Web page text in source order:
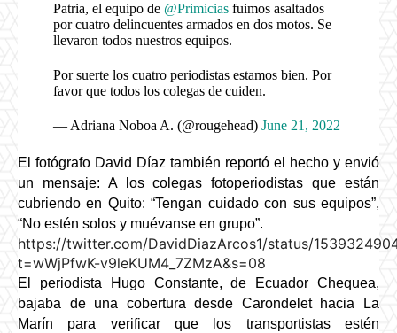
Patria, el equipo de @Primicias fuimos asaltados
por cuatro delincuentes armados en dos motos. Se
llevaron todos nuestros equipos.
Por suerte los cuatro periodistas estamos bien. Por
favor que todos los colegas de cuiden.
— Adriana Noboa A. (@rougehead) June 21, 2022
El fotógrafo David Díaz también reportó el hecho y envió
un mensaje: A los colegas fotoperiodistas que están
cubriendo en Quito: “Tengan cuidado con sus equipos”,
“No estén solos y muévanse en grupo”.
https://twitter.com/DavidDiazArcos1/status/
t=wWjPfwK-v9leKUM4_7ZMzA&s=08
El periodista Hugo Constante, de Ecuador Chequea,
bajaba de una cobertura desde Carondelet hacia La
Marín para verificar que los transportistas estén